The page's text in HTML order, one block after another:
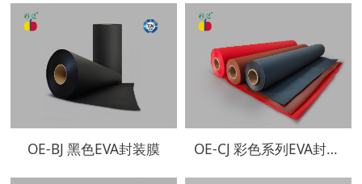
OE-BJ 黑色EVA封装膜 OE-CJ 彩色系列EVA封装膜